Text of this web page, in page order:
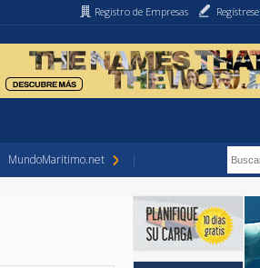
Registro de Empresas Regístrese
MundoMaritimo.net